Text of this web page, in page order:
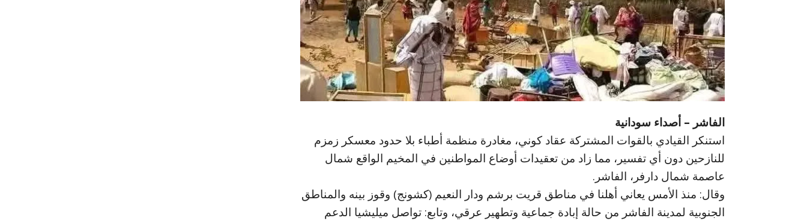
الفاشر – أصداء سودانية
استنكر القيادي بالقوات المشتركة عقاد كوني، مغادرة منظمة أطباء بلا حدود معسكر زمزم
للنازحين دون أي تفسير، مما زاد من تعقيدات أوضاع المواطنين في المخيم الواقع شمال
عاصمة شمال دارفر، الفاشر.
وقال: منذ الأمس يعاني أهلنا في مناطق قريت برشم ودار النعيم (كشونج) وقوز بينه والمناطق
الجنوبية لمدينة الفاشر من حالة إبادة جماعية وتطهير عرقي، وتابع: تواصل ميليشيا الدعم